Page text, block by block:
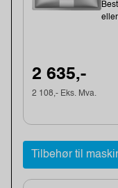
2 635,-
2 108,- Eks. Mva.
Tilbehør til